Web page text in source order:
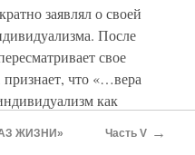
заявлял о своей
После
свое
что «…вера
как
на него усыпляюще» и
ЖИЗНИ» Часть V →